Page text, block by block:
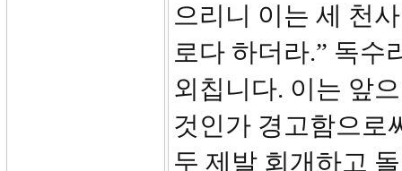
으리니 이는 세 천
로다 하더라.” 독수
외칩니다. 이는 앞
것인가 경고함으로
두 제발 회개하고